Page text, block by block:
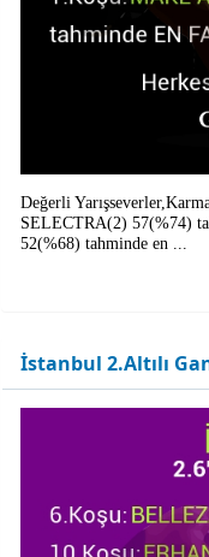
Değerli
SELECTRA(2) 57(%74)
52(%68) tahminde en ...
İstanbul 2.Altılı